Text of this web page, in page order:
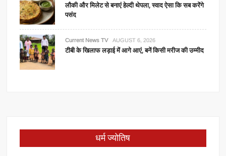
लौकी और मिलेट से बनाएं हेल्दी थेपला, स्वाद ऐसा कि सब करेंगे
पसंद
Current News TV AUGUST 6, 2026
टीबी के खिलाफ लड़ाई में आगे आएं, बनें किसी मरीज की उम्मीद
धर्म ज्योतिष